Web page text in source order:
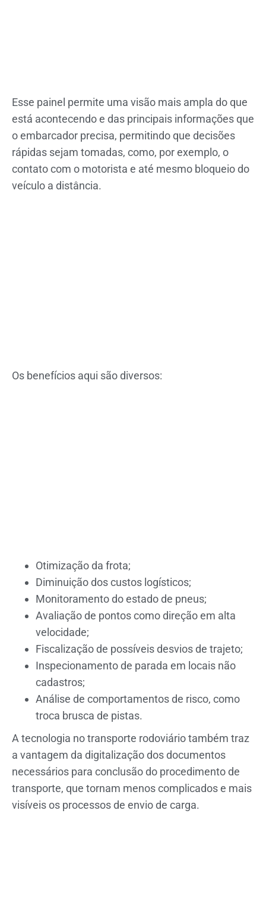
Esse painel permite uma visão mais ampla do que
está acontecendo e das principais informações que
o embarcador precisa, permitindo que decisões
rápidas sejam tomadas, como, por exemplo, o
contato com o motorista e até mesmo bloqueio do
veículo a distância.
Os benefícios aqui são diversos:
Otimização da frota;
Diminuição dos custos logísticos;
Monitoramento do estado de pneus;
Avaliação de pontos como direção em alta
velocidade;
Fiscalização de possíveis desvios de trajeto;
Inspecionamento de parada em locais não
cadastros;
Análise de comportamentos de risco, como
troca brusca de pistas.
A tecnologia no transporte rodoviário também traz
a vantagem da digitalização dos documentos
necessários para conclusão do procedimento de
transporte, que tornam menos complicados e mais
visíveis os processos de envio de carga.